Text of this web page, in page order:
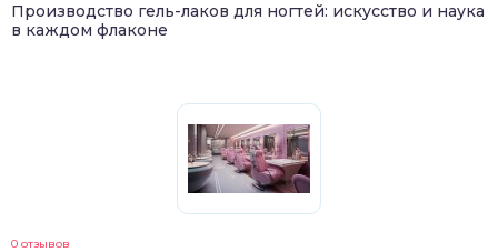
Производство гель-лаков для ногтей: искусство и наука
в каждом флаконе
0 отзывов